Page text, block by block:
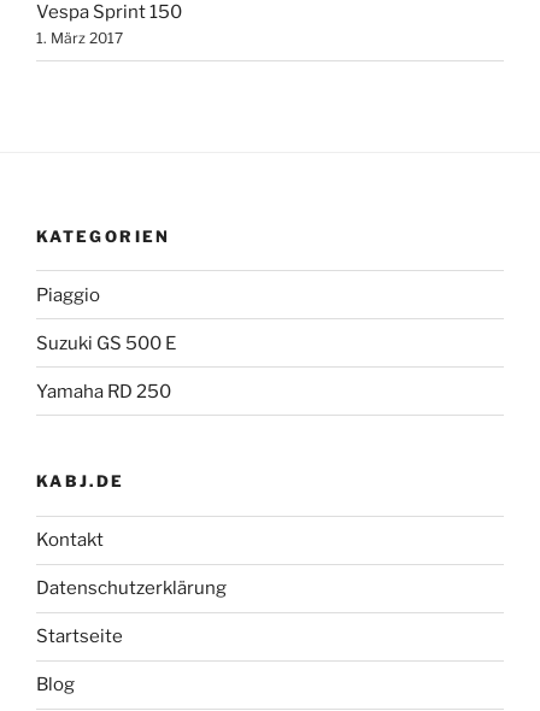
Vespa Sprint 150
1. März 2017
KATEGORIEN
Piaggio
Suzuki GS 500 E
Yamaha RD 250
KABJ.DE
Kontakt
Datenschutzerklärung
Startseite
Blog